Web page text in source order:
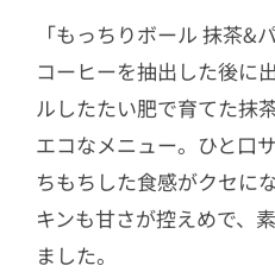
「もっちりボール 抹茶&
コーヒーを抽出した後に
ルしたたい肥で育てた抹
エコなメニュー。ひと口
ちもちした食感がクセに
キンも甘さが控えめで、
ました。